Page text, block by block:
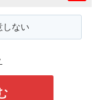
しない